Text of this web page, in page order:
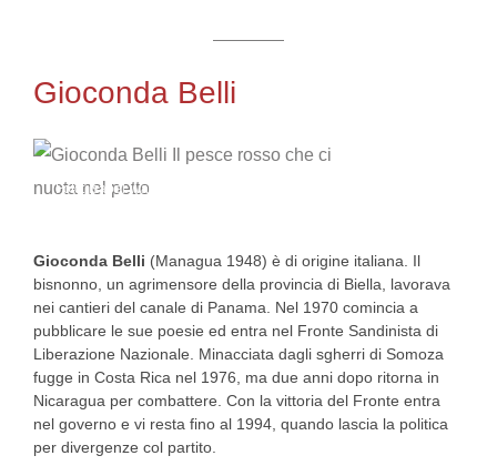
Gioconda Belli
Foto: Isabel Wagemann
Gioconda Belli (Managua 1948) è di origine italiana. Il
bisnonno, un agrimensore della provincia di Biella, lavorava
nei cantieri del canale di Panama. Nel 1970 comincia a
pubblicare le sue poesie ed entra nel Fronte Sandinista di
Liberazione Nazionale. Minacciata dagli sgherri di Somoza
fugge in Costa Rica nel 1976, ma due anni dopo ritorna in
Nicaragua per combattere. Con la vittoria del Fronte entra
nel governo e vi resta fino al 1994, quando lascia la politica
per divergenze col partito.